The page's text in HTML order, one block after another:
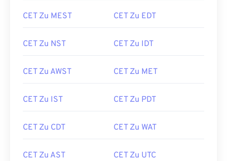
CET Zu MEST CET Zu EDT
CET Zu NST CET Zu IDT
CET Zu AWST CET Zu MET
CET Zu IST CET Zu PDT
CET Zu CDT CET Zu WAT
CET Zu AST CET Zu UTC